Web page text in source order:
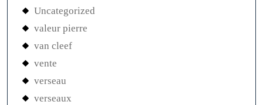
Uncategorized
valeur pierre
van cleef
vente
verseau
verseaux